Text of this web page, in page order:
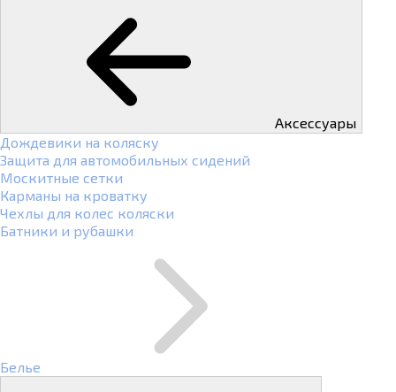
Аксессуары
Дождевики на коляску
Защита для автомобильных сидений
Москитные сетки
Карманы на кроватку
Чехлы для колес коляски
Батники и рубашки
Белье